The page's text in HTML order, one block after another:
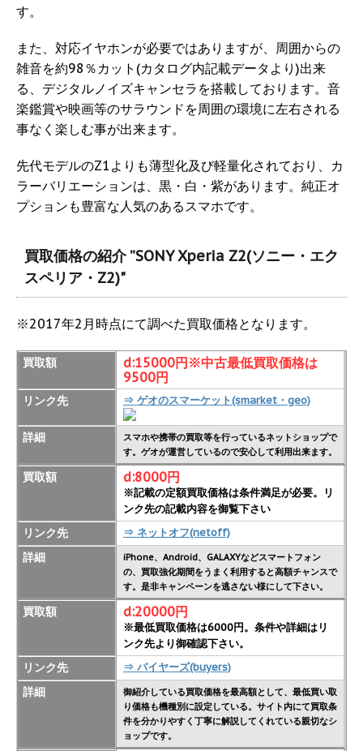
す。
また、対応イヤホンが必要ではありますが、周囲からの
雑音を約98％カット(カタログ内記載データより)出来
る、デジタルノイズキャンセラを搭載しております。音
楽鑑賞や映画等のサラウンドを周囲の環境に左右される
事なく楽しむ事が出来ます。
先代モデルのZ1よりも薄型化及び軽量化されており、カ
ラーバリエーションは、黒・白・紫があります。純正オ
プションも豊富な人気のあるスマホです。
買取価格の紹介 ”SONY Xperia Z2(ソニー・エク
スペリア・Z2)"
※2017年2月時点にて調べた買取価格となります。
買取額
d:15000円※中古最低買取価格は
9500円
リンク先 ⇒ ゲオのスマーケット(smarket・geo)
詳細
スマホや携帯の買取等を行っているネットショップで
す。ゲオが運営しているので安心して利用出来ます。
買取額 d:8000円
※記載の定額買取価格は条件満足が必要。リ
ンク先の記載内容を御覧下さい
リンク先 ⇒ ネットオフ(netoff)
詳細
iPhone、Android、GALAXYなどスマートフォン
の、買取強化期間をうまく利用すると高額チャンスで
す。是非キャンペーンを逃さない様にして下さい。
買取額 d:20000円
※最低買取価格は6000円。条件や詳細はリ
ンク先より御確認下さい。
リンク先 ⇒ バイヤーズ(buyers)
詳細
御紹介している買取価格を最高額として、最低買い取
り価格も機種別に設定している。サイト内にて買取条
件を分かりやすく丁寧に解説してくれている親切なシ
ョップです。